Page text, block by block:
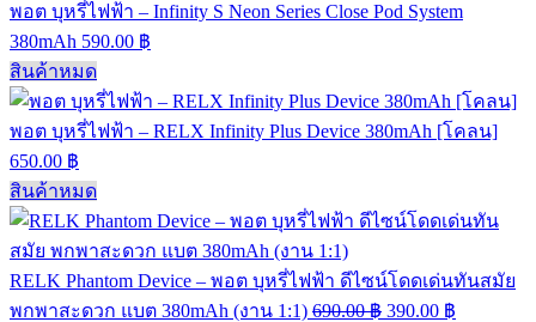
พอต บุหรี่ไฟฟ้า – Infinity S Neon Series Close Pod System
380mAh 590.00 ฿
สินค้าหมด
พอต บุหรี่ไฟฟ้า – RELX Infinity Plus Device 380mAh [โคลน]
650.00 ฿
สินค้าหมด
RELK Phantom Device – พอต บุหรี่ไฟฟ้า ดีไซน์โดดเด่นทันสมัย
พกพาสะดวก แบต 380mAh (งาน 1:1) 690.00฿ 390.00 ฿